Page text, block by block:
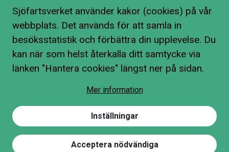
Sjöfartsverket använder kakor (cookies) på vår
webbplats. Det används för att samla in
besöksstatistik och förbättra din upplevelse. Du
kan när som helst återkalla ditt samtycke via
länken "Hantera cookies" längst ner på sidan.
Mer information
Inställningar
Acceptera nödvändiga